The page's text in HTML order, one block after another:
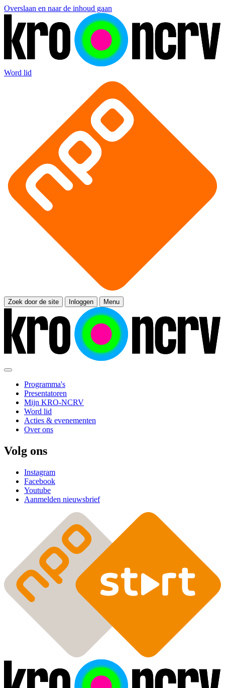
Overslaan en naar de inhoud gaan
Word lid
Zoek door de site Inloggen Menu
Programma's
Presentatoren
Mijn KRO-NCRV
Word lid
Acties & evenementen
Over ons
Volg ons
Instagram
Facebook
Youtube
Aanmelden nieuwsbrief